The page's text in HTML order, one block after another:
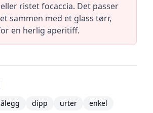
ristet focaccia. Det passer
sammen med et glass tørr,
en herlig aperitiff.
dipp urter
enkel